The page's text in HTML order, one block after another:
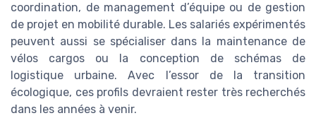
coordination, de management d’équipe ou de gestion
de projet en mobilité durable. Les salariés expérimentés
peuvent aussi se spécialiser dans la maintenance de
vélos cargos ou la conception de schémas de
logistique urbaine. Avec l’essor de la transition
écologique, ces profils devraient rester très recherchés
dans les années à venir.